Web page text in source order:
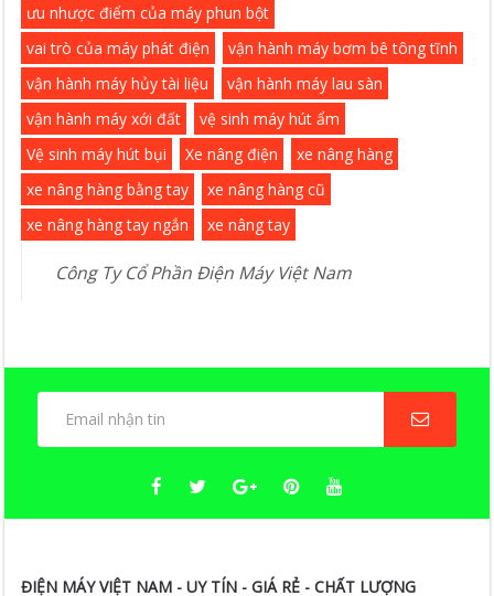
ưu nhược điểm của máy phun bột
vai trò của máy phát điện
vận hành máy bơm bê tông tĩnh
vận hành máy hủy tài liệu
vận hành máy lau sàn
vận hành máy xới đất
vệ sinh máy hút ẩm
Vệ sinh máy hút bụi
Xe nâng điện
xe nâng hàng
xe nâng hàng bằng tay
xe nâng hàng cũ
xe nâng hàng tay ngắn
xe nâng tay
ĐIỆN MÁY VIỆT NAM - UY TÍN - GIÁ RẺ - CHẤT LƯỢNG
CÔNG TY TNHH SẢN XUẤT VÀ THƯƠNG